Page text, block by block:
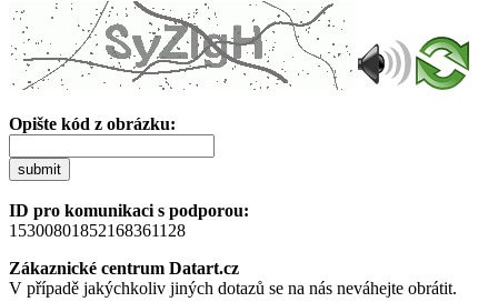
Opište kód z obrázku:
submit
ID pro komunikaci s podporou:
15300801852168361128
Zákaznické centrum Datart.cz
V případě jakýchkoliv jiných dotazů se na nás neváhejte obrátit.